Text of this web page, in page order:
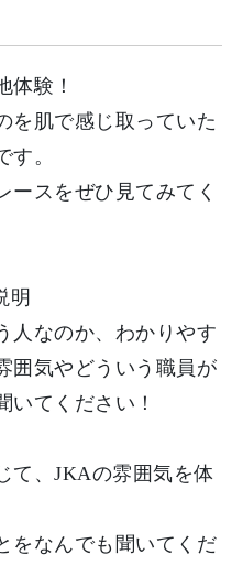
験！
肌で感じ取っていた
。
スをぜひ見てみてく
明
人なのか、わかりやす
囲気やどういう職員が
いてください！
て、JKAの雰囲気を体
をなんでも聞いてくだ